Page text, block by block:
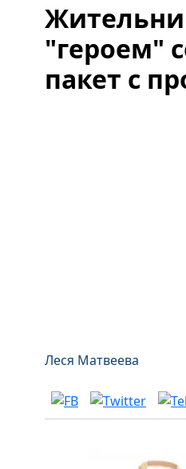
"героем"
пакет с
Леся Матвеева